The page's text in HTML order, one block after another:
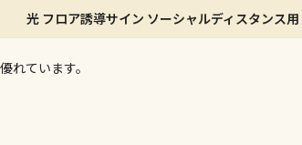
光 フロア誘導サイン ソーシャルディスタンス
ています。